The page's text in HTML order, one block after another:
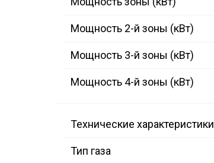
Мощность 2-й зоны (кВт)
Мощность 3-й зоны (кВт)
Мощность 4-й зоны (кВт)
Технические характеристики
Тип газа